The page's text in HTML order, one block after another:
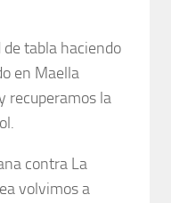
tabla haciendo
en Maella
recuperamos la
contra La
volvimos a